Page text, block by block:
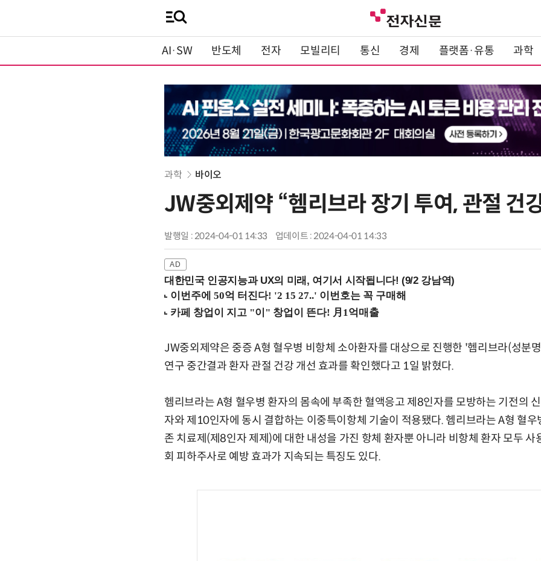
AI·SW 반도체 전자 모빌리티 통신 경제 플랫폼·유통 과학
과학 바이오
JW중외제약 “헴리브라 장기 투여, 관절 건
발행일 : 2024-04-01 14:33 업데이트 : 2024-04-01 14:33
대한민국 인공지능과 UX의 미래, 여기서 시작됩니다! (9/2 강남역)
JW중외제약은 중증 A형 혈우병 비항체 소아환자를 대상으로 진행한 '헴리브라(성분
연구 중간결과 환자 관절 건강 개선 효과를 확인했다고 1일 밝혔다.
헴리브라는 A형 혈우병 환자의 몸속에 부족한 혈액응고 제8인자를 모방하는 기전의
자와 제10인자에 동시 결합하는 이중특이항체 기술이 적용됐다. 헴리브라는 A형 혈우
존 치료제(제8인자 제제)에 대한 내성을 가진 항체 환자뿐 아니라 비항체 환자 모두 사
회 피하주사로 예방 효과가 지속되는 특징도 있다.